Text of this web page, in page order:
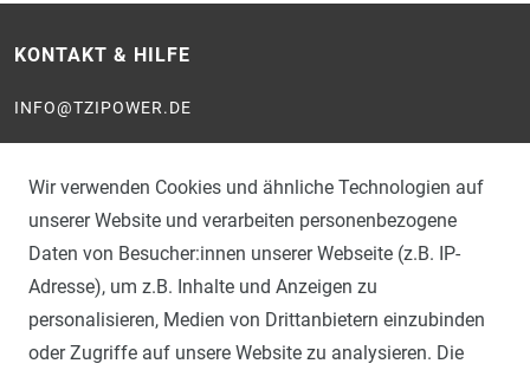
Wir verwenden Cookies und ähnliche Technologien auf
unserer Website und verarbeiten personenbezogene
Daten von Besucher:innen unserer Webseite (z.B. IP-
Adresse), um z.B. Inhalte und Anzeigen zu
personalisieren, Medien von Drittanbietern einzubinden
oder Zugriffe auf unsere Website zu analysieren. Die
KONTAKT & HILFE
INFO@TZIPOWER.DE
WIDERRUFSFORMULAR
ZERTIFIZIERUNGEN